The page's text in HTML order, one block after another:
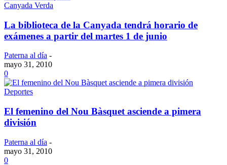
Canyada Verda
La biblioteca de la Canyada tendrá horario de
exámenes a partir del martes 1 de junio
Paterna al día -
mayo 31, 2010
0
Deportes
El femenino del Nou Bàsquet asciende a pimera
división
Paterna al día -
mayo 31, 2010
0